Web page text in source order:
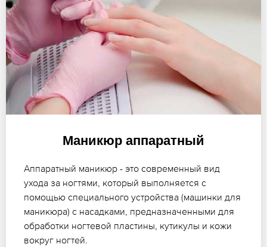
Маникюр аппаратный
Аппаратный маникюр - это современный вид
ухода за ногтями, который выполняется с
помощью специального устройства (машинки для
маникюра) с насадками, предназначенными для
обработки ногтевой пластины, кутикулы и кожи
вокруг ногтей.